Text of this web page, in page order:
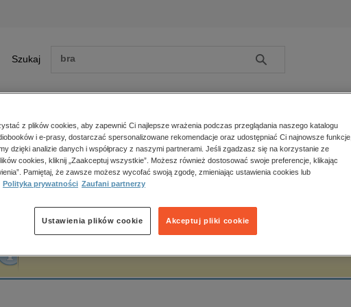
Szukaj Szukaj
Zobacz wszystkie E-prasa
polityka, społeczno-informacyjne
psychologiczne
popularno-naukowe
historia
główna Marek Glowiński
Glowiński
z plików cookies, aby zapewnić Ci najlepsze wrażenia podczas przeglądania naszego katalogu
i e-prasy, dostarczać spersonalizowane rekomendacje oraz udostępniać Ci najnowsze funkcje,
dzięki analizie danych i współpracy z naszymi partnerami. Jeśli zgadzasz się na korzystanie ze
cookies, kliknij „Zaakceptuj wszystkie”. Możesz również dostosować swoje preferencje, klikając
Pamiętaj, że zawsze możesz wycofać swoją zgodę, zmieniając ustawienia cookies lub
Polityka prywatności Zaufani partnerzy
Akceptuj pliki cookie
Ustawienia plików cookie